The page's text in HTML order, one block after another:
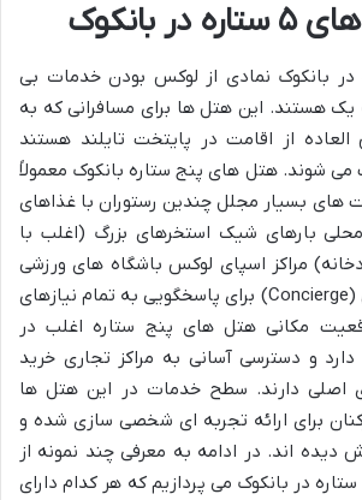
بانکوک
بانکوک نمادی از لوکس بودن خدمات بی
هستند. این هتل ها برای مسافرانی که به
از اقامت در پایتخت تایلند هستند
شوند. هتل های پنج ستاره بانکوک معمولاً
های بسیار مجلل چندین رستوران با غذاهای
بارهای شیک استخرهای بزرگ (اغلب با
مراکز اسپای لوکس باشگاه های ورزشی
مجهز و خدمات دربان (Concierge) برای پاسخگویی به تمام نیازهای
مکانی هتل های پنج ستاره اغلب در
دارد و دسترسی آسانی به مراکز تجاری خرید
اصلی دارند. سطح خدمات در این هتل ها
برای ارائه تجربه ای شخصی سازی شده و
اند. در ادامه به معرفی چند نمونه از
در بانکوک می پردازیم که هر کدام دارای